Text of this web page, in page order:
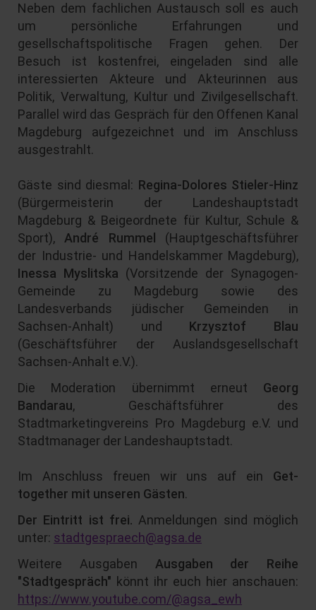
Neben dem fachlichen Austausch soll es auch
um persönliche Erfahrungen und
gesellschaftspolitische Fragen gehen. Der
Besuch ist kostenfrei, eingeladen sind alle
interessierten Akteure und Akteurinnen aus
Politik, Verwaltung, Kultur und Zivilgesellschaft.
Parallel wird das Gespräch für den Offenen Kanal
Magdeburg aufgezeichnet und im Anschluss
ausgestrahlt.
Gäste sind diesmal: Regina-Dolores Stieler-Hinz
(Bürgermeisterin der Landeshauptstadt
Magdeburg & Beigeordnete für Kultur, Schule &
Sport), André Rummel
(Hauptgeschäftsführer
der Industrie- und Handelskammer Magdeburg),
Inessa Myslitska (Vorsitzende der Synagogen-
Gemeinde zu Magdeburg sowie des
Landesverbands jüdischer Gemeinden in
Sachsen-Anhalt) und Krzysztof Blau
(Geschäftsführer der Auslandsgesellschaft
Sachsen-Anhalt e.V.).
Die Moderation übernimmt erneut Georg
Bandarau, Geschäftsführer des
Stadtmarketingvereins Pro Magdeburg e.V. und
Stadtmanager der Landeshauptstadt.
Im Anschluss freuen wir uns auf ein Get-
together mit unseren Gästen.
Der Eintritt ist frei. Anmeldungen sind möglich
unter: stadtgespraech@agsa.de
Weitere Ausgaben Ausgaben der Reihe
"Stadtgespräch" könnt ihr euch hier anschauen:
https://www.youtube.com/@agsa_ewh